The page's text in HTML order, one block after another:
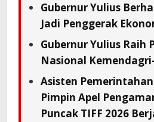
Gubernur Yulius
Jadi Penggerak
Gubernur Yulius Raih
Nasional
Asisten
Pimpin Apel
Puncak TIFF 2026